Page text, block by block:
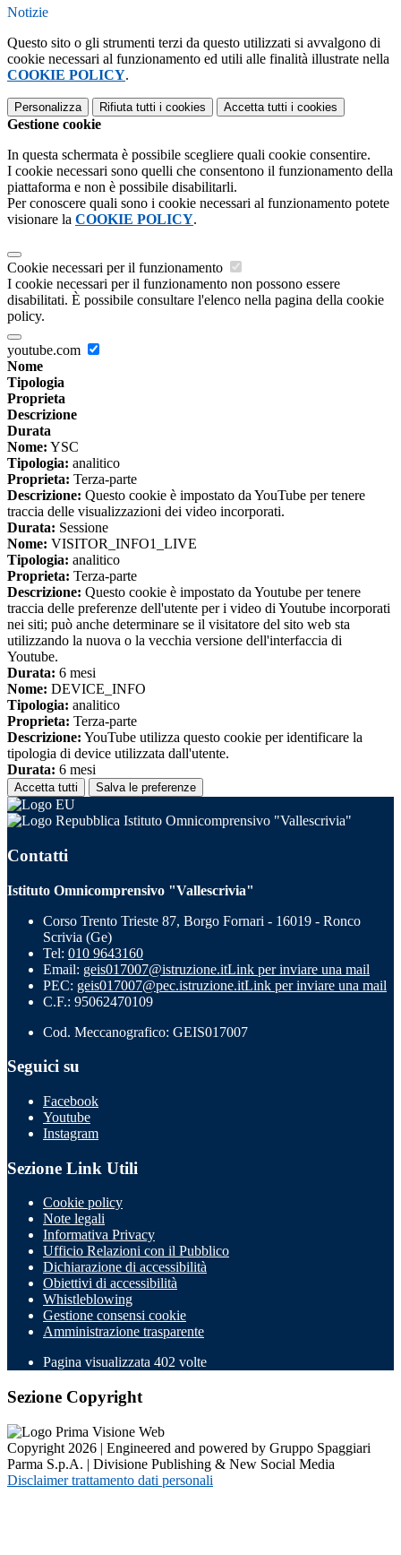
Notizie
Questo sito o gli strumenti terzi da questo utilizzati si avvalgono di
cookie necessari al funzionamento ed utili alle finalità illustrate nella
COOKIE POLICY.
Personalizza Rifiuta tutti i cookies Accetta tutti i cookies
Gestione cookie
In questa schermata è possibile scegliere quali cookie consentire.
I cookie necessari sono quelli che consentono il funzionamento della
piattaforma e non è possibile disabilitarli.
Per conoscere quali sono i cookie necessari al funzionamento potete
visionare la COOKIE POLICY.
Cookie necessari per il funzionamento
I cookie necessari per il funzionamento non possono essere
disabilitati. È possibile consultare l'elenco nella pagina della cookie
policy.
youtube.com
Nome
Tipologia
Proprieta
Descrizione
Durata
Nome: YSC
Tipologia: analitico
Proprieta: Terza-parte
Descrizione: Questo cookie è impostato da YouTube per tenere
traccia delle visualizzazioni dei video incorporati.
Durata: Sessione
Nome: VISITOR_INFO1_LIVE
Tipologia: analitico
Proprieta: Terza-parte
Descrizione: Questo cookie è impostato da Youtube per tenere
traccia delle preferenze dell'utente per i video di Youtube incorporati
nei siti; può anche determinare se il visitatore del sito web sta
utilizzando la nuova o la vecchia versione dell'interfaccia di
Youtube.
Durata: 6 mesi
Nome: DEVICE_INFO
Tipologia: analitico
Proprieta: Terza-parte
Descrizione: YouTube utilizza questo cookie per identificare la
tipologia di device utilizzata dall'utente.
Durata: 6 mesi
Accetta tutti Salva le preferenze
Istituto Omnicomprensivo "Vallescrivia"
Contatti
Istituto Omnicomprensivo "Vallescrivia"
Corso Trento Trieste 87, Borgo Fornari - 16019 - Ronco
Scrivia (Ge)
Tel: 010 9643160
Email: geis017007@istruzione.itLink per inviare una mail
PEC: geis017007@pec.istruzione.itLink per inviare una mail
C.F.: 95062470109
Cod. Meccanografico: GEIS017007
Seguici su
Facebook
Youtube
Instagram
Sezione Link Utili
Cookie policy
Note legali
Informativa Privacy
Ufficio Relazioni con il Pubblico
Dichiarazione di accessibilità
Obiettivi di accessibilità
Whistleblowing
Gestione consensi cookie
Amministrazione trasparente
Pagina visualizzata 402 volte
Sezione Copyright
Copyright 2026 | Engineered and powered by Gruppo Spaggiari
Parma S.p.A. | Divisione Publishing & New Social Media
Disclaimer trattamento dati personali